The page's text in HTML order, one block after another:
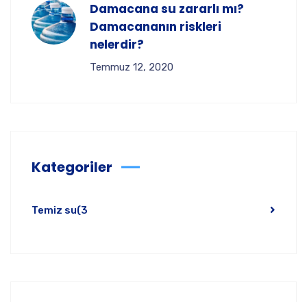
Damacana su zararlı mı?
Damacananın riskleri
nelerdir?
Temmuz 12, 2020
Kategoriler
Temiz su(3